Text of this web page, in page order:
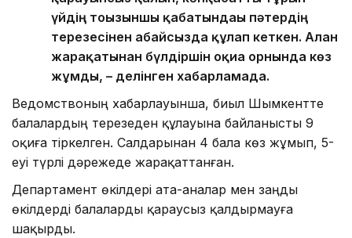
үйдің тоғызыншы қабатындағы пәтердің
терезесінен абайсызда құлап кеткен. Алған
жарақатынан бүлдіршін оқиға орнында көз
жұмды, – делінген хабарламада.
Ведомствоның хабарлауынша, биыл Шымкентте
балалардың терезеден құлауына байланысты 9
оқиға тіркелген. Салдарынан 4 бала көз жұмып, 5-
еуі түрлі дәрежеде жарақаттанған.
Департамент өкілдері ата-аналар мен заңды
өкілдерді балаларды қараусыз қалдырмауға
шақырды.